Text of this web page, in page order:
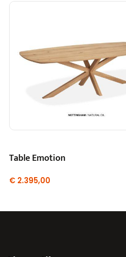
Table Emotion
€ 2.395,00